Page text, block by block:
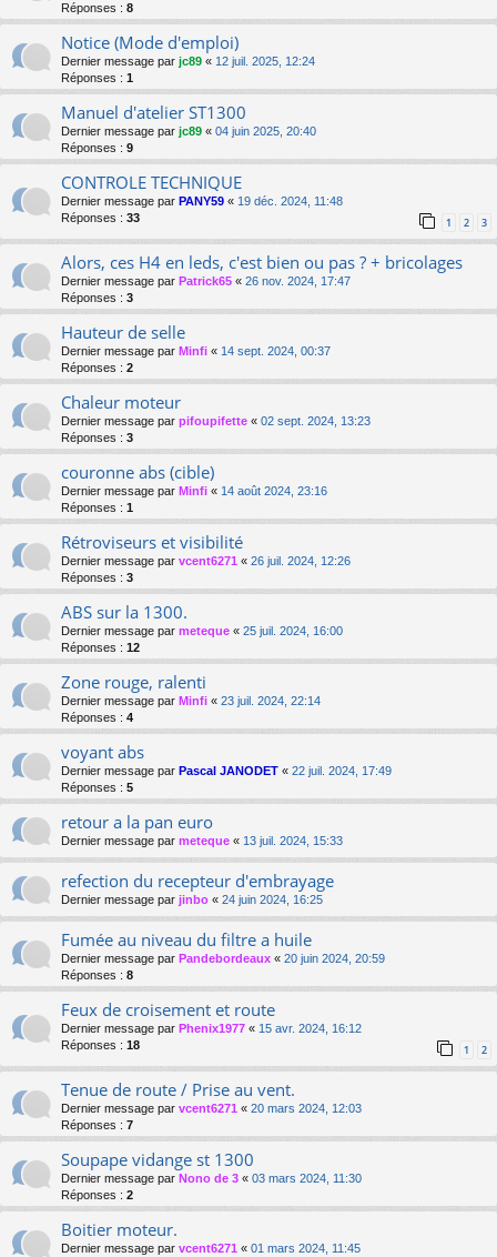
Réponses : 8
Notice (Mode d'emploi)
Dernier message par jc89 « 12 juil. 2025, 12:24
Réponses : 1
Manuel d'atelier ST1300
Dernier message par jc89 « 04 juin 2025, 20:40
Réponses : 9
CONTROLE TECHNIQUE
Dernier message par PANY59 « 19 déc. 2024, 11:48
Réponses : 33 1 2 3
Alors, ces H4 en leds, c'est bien ou pas ? + bricolages
Dernier message par Patrick65 « 26 nov. 2024, 17:47
Réponses : 3
Hauteur de selle
Dernier message par Minfi « 14 sept. 2024, 00:37
Réponses : 2
Chaleur moteur
Dernier message par pifoupifette « 02 sept. 2024, 13:23
Réponses : 3
couronne abs (cible)
Dernier message par Minfi « 14 août 2024, 23:16
Réponses : 1
Rétroviseurs et visibilité
Dernier message par vcent6271 « 26 juil. 2024, 12:26
Réponses : 3
ABS sur la 1300.
Dernier message par meteque « 25 juil. 2024, 16:00
Réponses : 12
Zone rouge, ralenti
Dernier message par Minfi « 23 juil. 2024, 22:14
Réponses : 4
voyant abs
Dernier message par Pascal JANODET « 22 juil. 2024, 17:49
Réponses : 5
retour a la pan euro
Dernier message par meteque « 13 juil. 2024, 15:33
refection du recepteur d'embrayage
Dernier message par jinbo « 24 juin 2024, 16:25
Fumée au niveau du filtre a huile
Dernier message par Pandebordeaux « 20 juin 2024, 20:59
Réponses : 8
Feux de croisement et route
Dernier message par Phenix1977 « 15 avr. 2024, 16:12
Réponses : 18 1 2
Tenue de route / Prise au vent.
Dernier message par vcent6271 « 20 mars 2024, 12:03
Réponses : 7
Soupape vidange st 1300
Dernier message par Nono de 3 « 03 mars 2024, 11:30
Réponses : 2
Boitier moteur.
Dernier message par vcent6271 « 01 mars 2024, 11:45